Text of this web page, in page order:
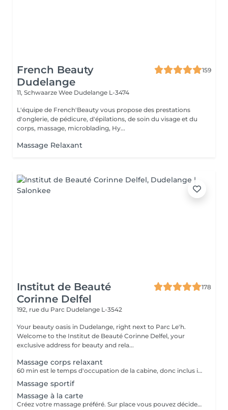
French Beauty
Dudelange
159
11, Schwaarze Wee Dudelange L-3474
L'équipe de French'Beauty vous propose des prestations
d'onglerie, de pédicure, d'épilations, de soin du visage et du
corps, massage, microblading, Hy...
Massage Relaxant
Institut de Beauté
Corinne Delfel
178
192, rue du Parc Dudelange L-3542
Your beauty oasis in Dudelange, right next to Parc Le'h.
Welcome to the Institut de Beauté Corinne Delfel, your
exclusive address for beauty and rela...
Massage corps relaxant
60 min est le temps d'occupation de la cabine, donc inclus installation client, ev. retard du client...
Massage sportif
Massage à la carte
Créez votre massage préféré. Sur place vous pouvez décider soit massage sportif ou relaxant. Une heure massage et vous décidez... par exemple 30min. massage dos + 15min. massage crâne et visage + 15min. massage jambes